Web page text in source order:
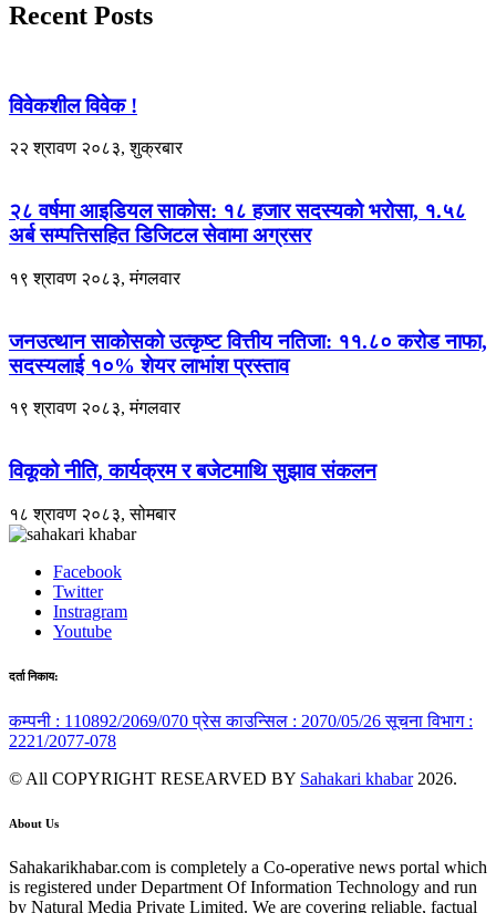
Recent Posts
विवेकशील विवेक !
२२ श्रावण २०८३, शुक्रबार
२८ वर्षमा आइडियल साकोस: १८ हजार सदस्यको भरोसा, १.५८
अर्ब सम्पत्तिसहित डिजिटल सेवामा अग्रसर
१९ श्रावण २०८३, मंगलवार
जनउत्थान साकोसको उत्कृष्ट वित्तीय नतिजा: ११.८० करोड नाफा,
सदस्यलाई १०% शेयर लाभांश प्रस्ताव
१९ श्रावण २०८३, मंगलवार
विकूको नीति, कार्यक्रम र बजेटमाथि सुझाव संकलन
१८ श्रावण २०८३, सोमबार
Facebook
Twitter
Instragram
Youtube
दर्ता निकाय:
कम्पनी : 110892/2069/070प्रेस काउन्सिल : 2070/05/26सूचना विभाग :
2221/2077-078
© All COPYRIGHT RESEARVED BY Sahakari khabar2026.
About Us
Sahakarikhabar.com is completely a Co-operative news portal which
is registered under Department Of Information Technology and run
by Natural Media Private Limited. We are covering reliable, factual